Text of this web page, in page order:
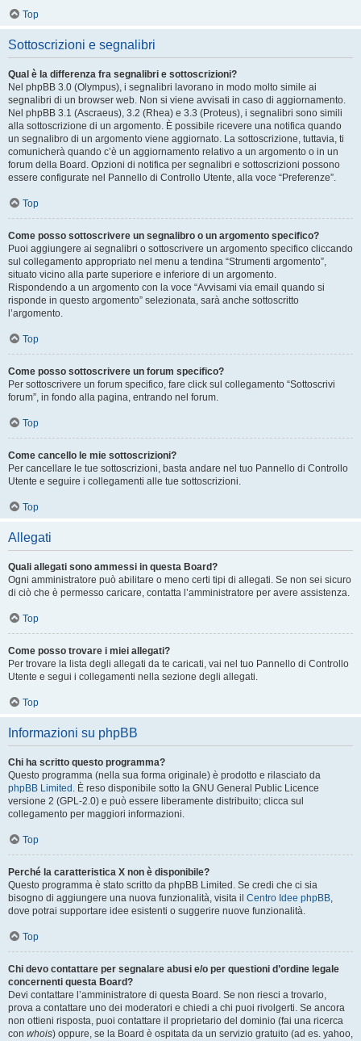
Top
Sottoscrizioni e segnalibri
Qual è la differenza fra segnalibri e sottoscrizioni?
Nel phpBB 3.0 (Olympus), i segnalibri lavorano in modo molto simile ai
segnalibri di un browser web. Non si viene avvisati in caso di aggiornamento.
Nel phpBB 3.1 (Ascraeus), 3.2 (Rhea) e 3.3 (Proteus), i segnalibri sono simili
alla sottoscrizione di un argomento. È possibile ricevere una notifica quando
un segnalibro di un argomento viene aggiornato. La sottoscrizione, tuttavia, ti
comunicherà quando c’è un aggiornamento relativo a un argomento o in un
forum della Board. Opzioni di notifica per segnalibri e sottoscrizioni possono
essere configurate nel Pannello di Controllo Utente, alla voce “Preferenze”.
Top
Come posso sottoscrivere un segnalibro o un argomento specifico?
Puoi aggiungere ai segnalibri o sottoscrivere un argomento specifico cliccando
sul collegamento appropriato nel menu a tendina “Strumenti argomento”,
situato vicino alla parte superiore e inferiore di un argomento.
Rispondendo a un argomento con la voce “Avvisami via email quando si
risponde in questo argomento” selezionata, sarà anche sottoscritto
l’argomento.
Top
Come posso sottoscrivere un forum specifico?
Per sottoscrivere un forum specifico, fare click sul collegamento “Sottoscrivi
forum”, in fondo alla pagina, entrando nel forum.
Top
Come cancello le mie sottoscrizioni?
Per cancellare le tue sottoscrizioni, basta andare nel tuo Pannello di Controllo
Utente e seguire i collegamenti alle tue sottoscrizioni.
Top
Allegati
Quali allegati sono ammessi in questa Board?
Ogni amministratore può abilitare o meno certi tipi di allegati. Se non sei sicuro
di ciò che è permesso caricare, contatta l’amministratore per avere assistenza.
Top
Come posso trovare i miei allegati?
Per trovare la lista degli allegati da te caricati, vai nel tuo Pannello di Controllo
Utente e segui i collegamenti nella sezione degli allegati.
Top
Informazioni su phpBB
Chi ha scritto questo programma?
Questo programma (nella sua forma originale) è prodotto e rilasciato da
phpBB Limited . È reso disponibile sotto la GNU General Public Licence
versione 2 (GPL-2.0) e può essere liberamente distribuito; clicca sul
collegamento per maggiori informazioni.
Top
Perché la caratteristica X non è disponibile?
Questo programma è stato scritto da phpBB Limited. Se credi che ci sia
bisogno di aggiungere una nuova funzionalità, visita il Centro Idee phpBB,
dove potrai supportare idee esistenti o suggerire nuove funzionalità.
Top
Chi devo contattare per segnalare abusi e/o per questioni d’ordine legale
concernenti questa Board?
Devi contattare l’amministratore di questa Board. Se non riesci a trovarlo,
prova a contattare uno dei moderatori e chiedi a chi puoi rivolgerti. Se ancora
non ottieni risposta, puoi contattare il proprietario del dominio (fai una ricerca
con whois) oppure, se la Board è ospitata da un servizio gratuito (ad es. yahoo,